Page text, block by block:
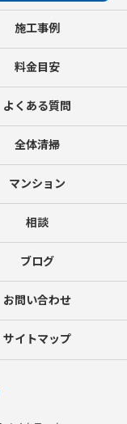
施工事例
料金目安
よくある質問
全体清掃
マンション
相談
ブログ
お問い合わせ
サイトマップ